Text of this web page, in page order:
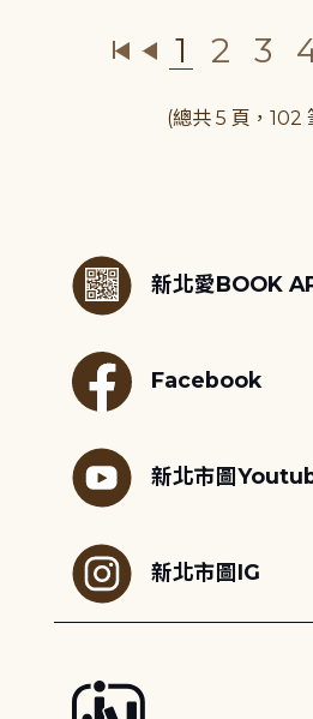
1 2 3
(總共 5 頁，102
新北愛BOOK
Facebook
新北市圖
新北市圖IG